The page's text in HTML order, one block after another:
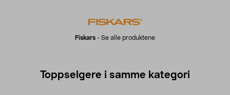
Fiskars - Se alle produktene
Toppselgere i samme kategori